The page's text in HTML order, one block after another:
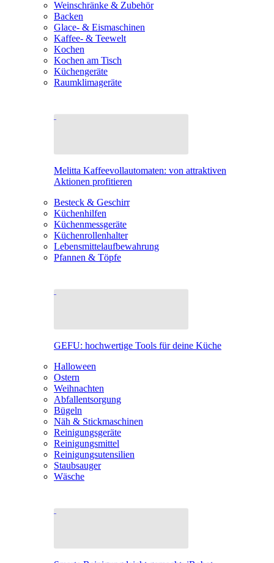
Weinschränke & Zubehör
Backen
Glace- & Eismaschinen
Kaffee- & Teewelt
Kochen
Kochen am Tisch
Küchengeräte
Raumklimageräte
Melitta Kaffeevollautomaten: von attraktiven
Aktionen profitieren
Besteck & Geschirr
Küchenhilfen
Küchenmessgeräte
Küchenrollenhalter
Lebensmittelaufbewahrung
Pfannen & Töpfe
GEFU: hochwertige Tools für deine Küche
Halloween
Ostern
Weihnachten
Abfallentsorgung
Bügeln
Näh & Stickmaschinen
Reinigungsgeräte
Reinigungsmittel
Reinigungsutensilien
Staubsauger
Wäsche